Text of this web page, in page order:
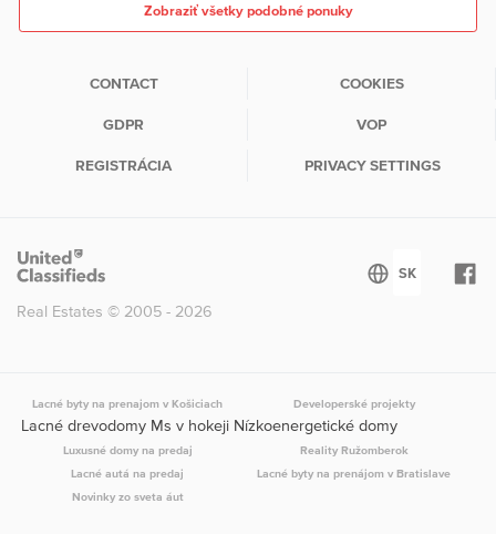
Zobraziť všetky podobné ponuky
CONTACT COOKIES
GDPR VOP
REGISTRÁCIA PRIVACY SETTINGS
Real Estates © 2005 - 2026
Lacné byty na prenajom v Košiciach Developerské projekty
Lacné drevodomy Ms v hokeji Nízkoenergetické domy
Luxusné domy na predaj
Reality Ružomberok
Lacné autá na predaj
Lacné byty na prenájom v Bratislave
Novinky zo sveta áut